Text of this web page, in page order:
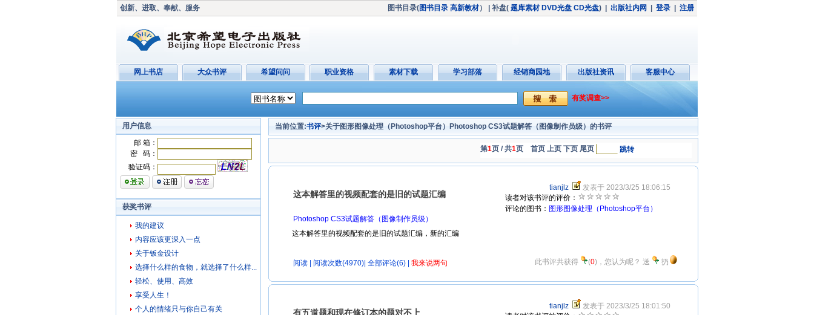
创新、进取、奉献、服务 图书目录(图书目录 高新教材） | 补盘( 题库素材 DVD光盘 CD光盘) 出版社内网 登录 注册
网上书店 大众书评 希望问问 职业资格 素材下载 学习部落 经销商园地 出版社资讯 客服中心
有奖调查>>
用户信息
邮 箱：
密 码：
验证码：
获奖书评
我的建议
内容应该更深入一点
关于钣金设计
选择什么样的食物，就选择了什么样...
轻松、使用、高效
享受人生！
个人的情绪只与你自己有关
当前位置:书评>关于图形图像处理（Photoshop平台）Photoshop CS3试题解答（图像制作员级）的书评
第1页 / 共1页 首页 上页 下页 尾页 跳转
这本解答里的视频配套的是旧的试题汇编
tianjlz
发表于 2023/3/25 18:06:15
读者对该书评的评价：
评论的图书： 图形图像处理（Photoshop平台）
Photoshop CS3试题解答（图像制作员级）
这本解答里的视频配套的是旧的试题汇编，新的汇编
阅读 | 阅读次数(4970)| 全部评论(6) 我来说两句 此书评共获得 (0)，您认为呢？ 送 扔
有五道题和现在修订本的题对不上
tianjlz
发表于 2023/3/25 18:01:50